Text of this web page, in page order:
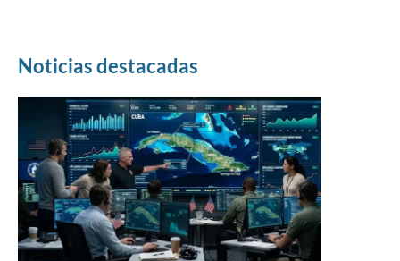
Noticias destacadas